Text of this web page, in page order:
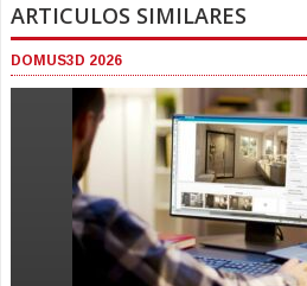
ARTICULOS SIMILARES
DOMUS3D 2026